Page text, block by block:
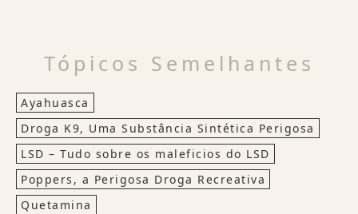
Tópicos Semelhantes
Ayahuasca
Droga K9, Uma Substância Sintética Perigosa
LSD – Tudo sobre os maleficios do LSD
Poppers, a Perigosa Droga Recreativa
Quetamina